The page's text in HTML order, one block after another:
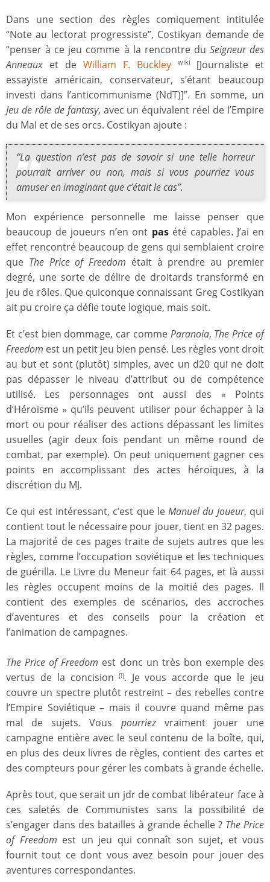
Dans une section des règles comiquement intitulée
“Note au lectorat progressiste”, Costikyan demande de
“penser à ce jeu comme à la rencontre du Seigneur des
Anneaux et de William F. Buckley wiki [Journaliste et
essayiste américain, conservateur, s’étant beaucoup
investi dans l’anticommunisme (NdT)]”. En somme, un
Jeu de rôle de fantasy, avec un équivalent réel de l’Empire
du Mal et de ses orcs. Costikyan ajoute :
“La question n’est pas de savoir si une telle horreur
pourrait arriver ou non, mais si vous pourriez vous
amuser en imaginant que c’était le cas”.
Mon expérience personnelle me laisse penser que
beaucoup de joueurs n’en ont pasété capables. J’ai en
effet rencontré beaucoup de gens qui semblaient croire
que The Price of Freedom était à prendre au premier
degré, une sorte de délire de droitards transformé en
jeu de rôles. Que quiconque connaissant Greg Costikyan
ait pu croire ça défie toute logique, mais soit.
Et c’est bien dommage, car comme Paranoia, The Price of
Freedom est un petit jeu bien pensé. Les règles vont droit
au but et sont (plutôt) simples, avec un d20 qui ne doit
pas dépasser le niveau d’attribut ou de compétence
utilisé. Les personnages ont aussi des « Points
d’Héroisme » qu’ils peuvent utiliser pour échapper à la
mort ou pour réaliser des actions dépassant les limites
usuelles (agir deux fois pendant un même round de
combat, par exemple). On peut uniquement gagner ces
points en accomplissant des actes héroïques, à la
discrétion du MJ.
Ce qui est intéressant, c’est que leManuel du Joueur, qui
contient tout le nécessaire pour jouer, tient en 32 pages.
La majorité de ces pages traite de sujets autres que les
règles, comme l’occupation soviétique et les techniques
de guérilla. Le Livre du Meneur fait 64 pages, et là aussi
les règles occupent moins de la moitié des pages. Il
contient des exemples de scénarios, des accroches
d’aventures et des conseils pour la création et
l’animation de campagnes.
The Price of Freedom est donc un très bon exemple des
vertus de la concision (I). Je vous accorde que le jeu
couvre un spectre plutôt restreint – des rebelles contre
l’Empire Soviétique – mais il couvre quand même pas
mal de sujets. Vous pourriezvraiment jouer une
campagne entière avec le seul contenu de la boîte, qui,
en plus des deux livres de règles, contient des cartes et
des compteurs pour gérer les combats à grande échelle.
Après tout, que serait un jdr de combat libérateur face à
ces saletés de Communistes sans la possibilité de
s’engager dans des batailles à grande échelle ? The Price
of Freedom est un jeu qui connaît son sujet, et vous
fournit tout ce dont vous avez besoin pour jouer des
aventures correspondantes.